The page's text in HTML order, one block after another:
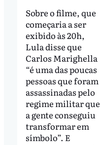
Sobre o filme, que
começaria a ser
exibido às 20h,
Lula disse que
Carlos Marighella
“é uma das poucas
pessoas que foram
assassinadas pelo
regime militar que
a gente conseguiu
transformar em
símbolo”. E